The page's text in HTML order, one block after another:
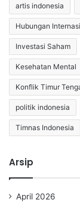
artis indonesia
Hubungan
Investasi Saham
Kesehatan Mental
Konflik Timur
politik indonesia
Timnas Indonesia
Arsip
April 2026